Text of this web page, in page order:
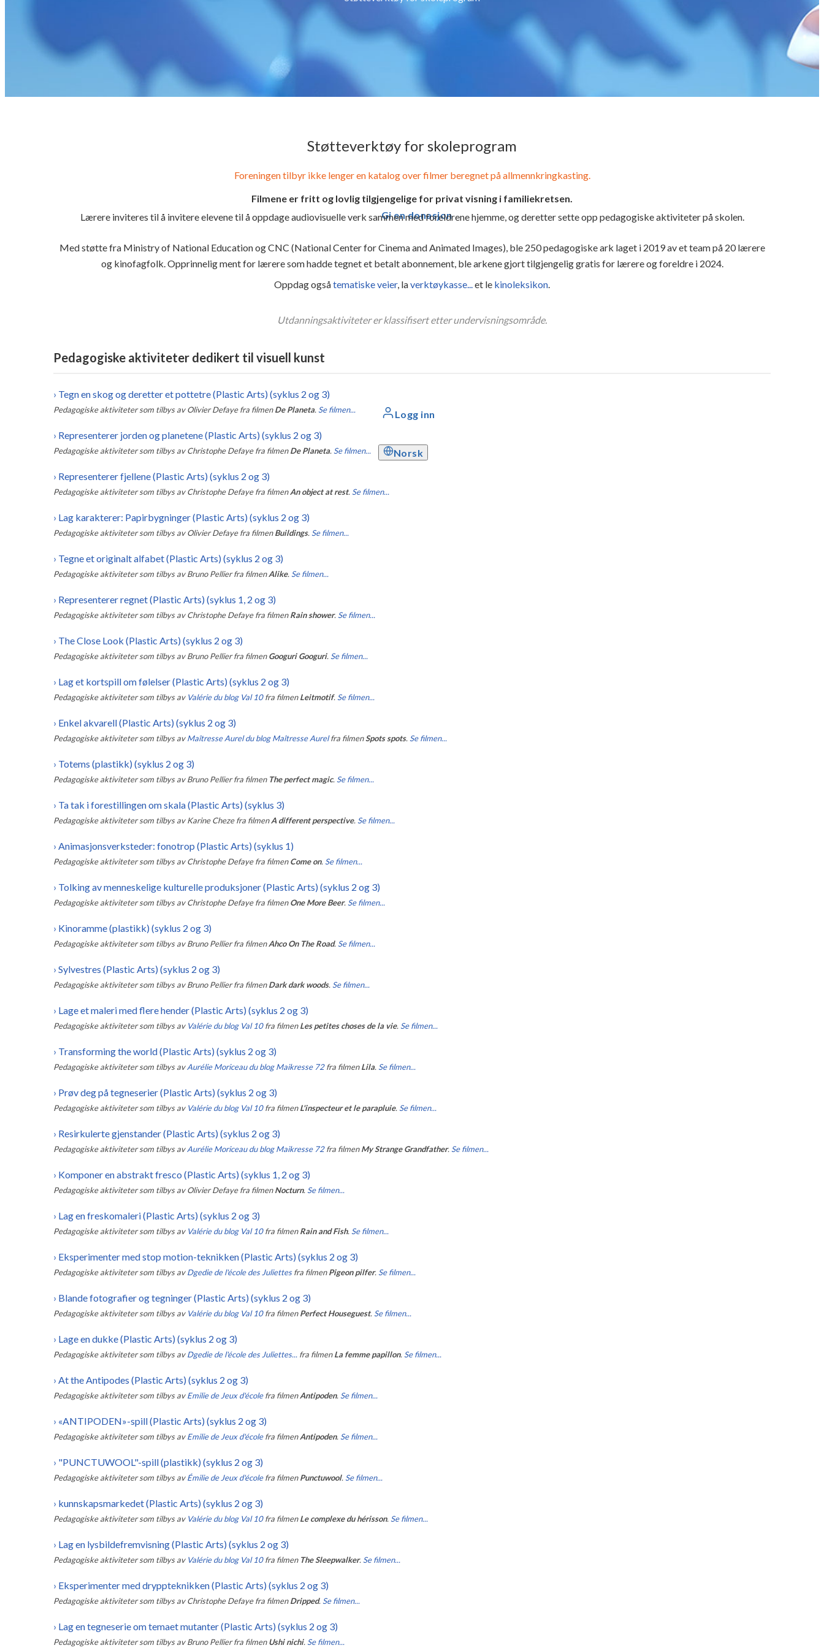
Gi en donasjon
Logg inn
Norsk
Støtteverktøy for skoleprogram
Foreningen tilbyr ikke lenger en katalog over filmer beregnet på allmennkringkasting.
Filmene er fritt og lovlig tilgjengelige for privat visning i familiekretsen.
Lærere inviteres til å invitere elevene til å oppdage audiovisuelle verk sammen med foreldrene hjemme, og deretter sette opp pedagogiske aktiviteter på skolen.
Med støtte fra Ministry of National Education og CNC (National Center for Cinema and Animated Images), ble 250 pedagogiske ark laget i 2019 av et team på 20 lærere
og kinofagfolk. Opprinnelig ment for lærere som hadde tegnet et betalt abonnement, ble arkene gjort tilgjengelig gratis for lærere og foreldre i 2024.
Oppdag ogsåtematiske veier, laverktøykasse...et le kinoleksikon.
Utdanningsaktiviteter er klassifisert etter undervisningsområde.
Pedagogiske aktiviteter dedikert til visuell kunst
› Tegn en skog og deretter et pottetre (Plastic Arts) (syklus 2 og 3)
Pedagogiske aktiviteter som tilbys av Olivier Defaye fra filmen De Planeta. Se filmen...
› Representerer jorden og planetene (Plastic Arts) (syklus 2 og 3)
Pedagogiske aktiviteter som tilbys av Christophe Defaye fra filmen De Planeta. Se filmen...
› Representerer fjellene (Plastic Arts) (syklus 2 og 3)
Pedagogiske aktiviteter som tilbys av Christophe Defaye fra filmen An object at rest. Se filmen...
› Lag karakterer: Papirbygninger (Plastic Arts) (syklus 2 og 3)
Pedagogiske aktiviteter som tilbys av Olivier Defaye fra filmen Buildings. Se filmen...
› Tegne et originalt alfabet (Plastic Arts) (syklus 2 og 3)
Pedagogiske aktiviteter som tilbys av Bruno Pellier fra filmen Alike. Se filmen...
› Representerer regnet (Plastic Arts) (syklus 1, 2 og 3)
Pedagogiske aktiviteter som tilbys av Christophe Defaye fra filmen Rain shower. Se filmen...
› The Close Look (Plastic Arts) (syklus 2 og 3)
Pedagogiske aktiviteter som tilbys av Bruno Pellier fra filmen Googuri Googuri. Se filmen...
› Lag et kortspill om følelser (Plastic Arts) (syklus 2 og 3)
Pedagogiske aktiviteter som tilbys av Valérie du blog Val 10 fra filmen Leitmotif. Se filmen...
› Enkel akvarell (Plastic Arts) (syklus 2 og 3)
Pedagogiske aktiviteter som tilbys av Maîtresse Aurel du blog Maîtresse Aurel fra filmenSpots spots. Se filmen...
› Totems (plastikk) (syklus 2 og 3)
Pedagogiske aktiviteter som tilbys av Bruno Pellier fra filmen The perfect magic. Se filmen...
› Ta tak i forestillingen om skala (Plastic Arts) (syklus 3)
Pedagogiske aktiviteter som tilbys av Karine Cheze fra filmen A different perspective. Se filmen...
› Animasjonsverksteder: fonotrop (Plastic Arts) (syklus 1)
Pedagogiske aktiviteter som tilbys av Christophe Defaye fra filmen Come on. Se filmen...
› Tolking av menneskelige kulturelle produksjoner (Plastic Arts) (syklus 2 og 3)
Pedagogiske aktiviteter som tilbys av Christophe Defaye fra filmen One More Beer. Se filmen...
› Kinoramme (plastikk) (syklus 2 og 3)
Pedagogiske aktiviteter som tilbys av Bruno Pellier fra filmen Ahco On The Road. Se filmen...
› Sylvestres (Plastic Arts) (syklus 2 og 3)
Pedagogiske aktiviteter som tilbys av Bruno Pellier fra filmen Dark dark woods. Se filmen...
› Lage et maleri med flere hender (Plastic Arts) (syklus 2 og 3)
Pedagogiske aktiviteter som tilbys av Valérie du blog Val 10 fra filmen Les petites choses de la vie. Se filmen...
› Transforming the world (Plastic Arts) (syklus 2 og 3)
Pedagogiske aktiviteter som tilbys av Aurélie Moriceau du blog Maikresse 72 fra filmen Lila. Se filmen...
› Prøv deg på tegneserier (Plastic Arts) (syklus 2 og 3)
Pedagogiske aktiviteter som tilbys av Valérie du blog Val 10 fra filmen L'inspecteur et le parapluie. Se filmen...
› Resirkulerte gjenstander (Plastic Arts) (syklus 2 og 3)
Pedagogiske aktiviteter som tilbys av Aurélie Moriceau du blog Maikresse 72 fra filmen My Strange Grandfather. Se filmen...
› Komponer en abstrakt fresco (Plastic Arts) (syklus 1, 2 og 3)
Pedagogiske aktiviteter som tilbys av Olivier Defaye fra filmen Nocturn. Se filmen...
› Lag en freskomaleri (Plastic Arts) (syklus 2 og 3)
Pedagogiske aktiviteter som tilbys av Valérie du blog Val 10 fra filmen Rain and Fish. Se filmen...
› Eksperimenter med stop motion-teknikken (Plastic Arts) (syklus 2 og 3)
Pedagogiske aktiviteter som tilbys av Dgedie de l'école des Juliettes fra filmen Pigeon pilfer. Se filmen...
› Blande fotografier og tegninger (Plastic Arts) (syklus 2 og 3)
Pedagogiske aktiviteter som tilbys av Valérie du blog Val 10 fra filmen Perfect Houseguest. Se filmen...
› Lage en dukke (Plastic Arts) (syklus 2 og 3)
Pedagogiske aktiviteter som tilbys av Dgedie de l'école des Juliettes... fra filmen La femme papillon. Se filmen...
› At the Antipodes (Plastic Arts) (syklus 2 og 3)
Pedagogiske aktiviteter som tilbys av Emilie de Jeux d'école fra filmen Antipoden. Se filmen...
› «ANTIPODEN»-spill (Plastic Arts) (syklus 2 og 3)
Pedagogiske aktiviteter som tilbys av Emilie de Jeux d'école fra filmen Antipoden. Se filmen...
› "PUNCTUWOOL"-spill (plastikk) (syklus 2 og 3)
Pedagogiske aktiviteter som tilbys av Émilie de Jeux d'école fra filmen Punctuwool. Se filmen...
› kunnskapsmarkedet (Plastic Arts) (syklus 2 og 3)
Pedagogiske aktiviteter som tilbys av Valérie du blog Val 10 fra filmen Le complexe du hérisson. Se filmen...
› Lag en lysbildefremvisning (Plastic Arts) (syklus 2 og 3)
Pedagogiske aktiviteter som tilbys av Valérie du blog Val 10 fra filmen The Sleepwalker. Se filmen...
› Eksperimenter med dryppteknikken (Plastic Arts) (syklus 2 og 3)
Pedagogiske aktiviteter som tilbys av Christophe Defaye fra filmen Dripped. Se filmen...
› Lag en tegneserie om temaet mutanter (Plastic Arts) (syklus 2 og 3)
Pedagogiske aktiviteter som tilbys av Bruno Pellier fra filmen Ushi nichi. Se filmen...